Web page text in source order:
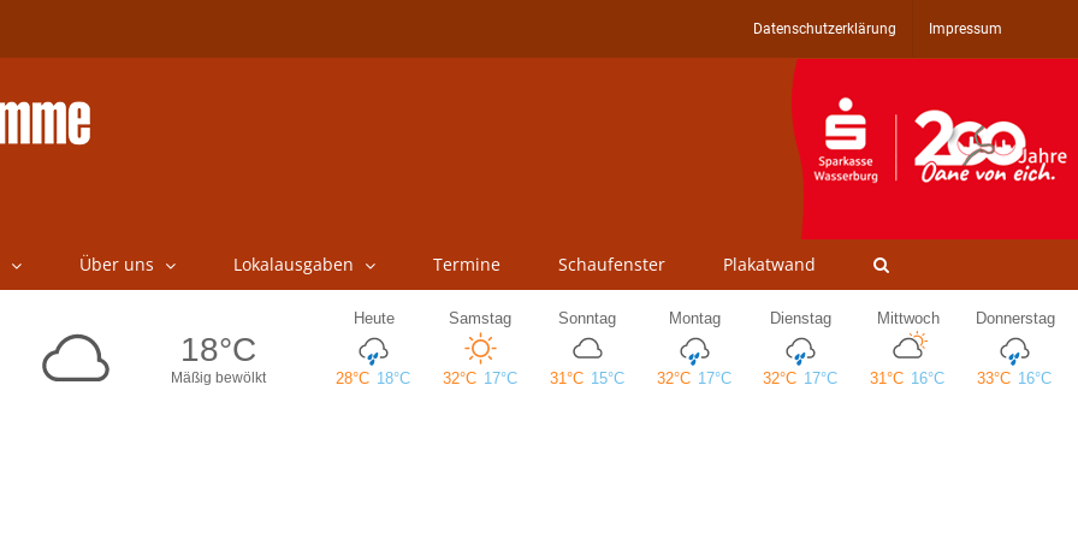
Datenschutzerklärung Impressum
Über uns Lokalausgaben Termine Schaufenster Plakatwand